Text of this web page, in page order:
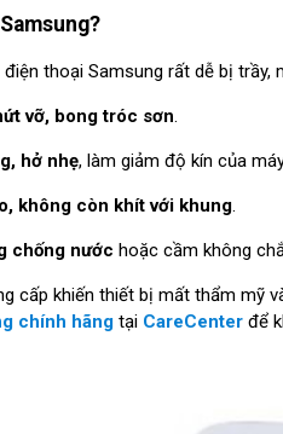
thoại Samsung rất dễ bị
vỡ, bong tróc sơn
hở nhẹ, làm giảm độ kín của
không còn khít với khung
chống nước hoặc cầm không
cấp khiến thiết bị mất thẩm mỹ
chính hãng tại CareCenter để